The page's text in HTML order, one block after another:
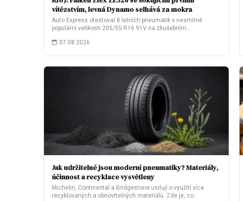
vítězstvím, levná Dynamo selhává za mokra
Auto Express otestoval 8 letních pneumatik v nesmírně
populární velikosti 205/55 R16 91V na zkušebním…
07.08.2026
Jak udržitelné jsou moderní pneumatiky? Materiály,
účinnost a recyklace vysvětleny
Michelin, Continental a Bridgestone usilují o využití více
recyklovaných a obnovitelných materiálů. Zde je, co…